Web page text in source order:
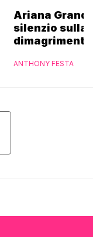
Ariana
silenzio sulla
di fermarsi”
ANTHONY FESTA